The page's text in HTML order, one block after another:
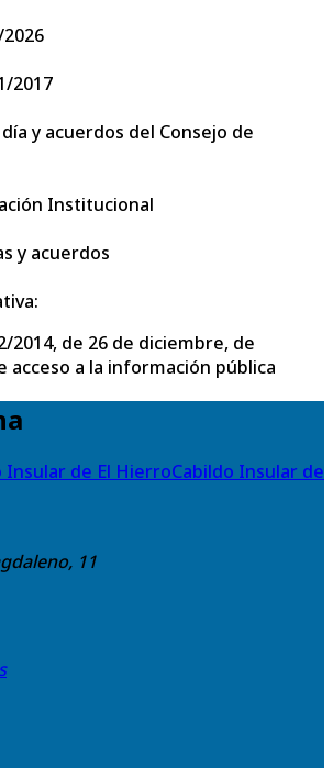
2017
y acuerdos del Consejo de
Institucional
y acuerdos
2014, de 26 de diciembre, de
acceso a la información pública
Cabildo Insular de
11